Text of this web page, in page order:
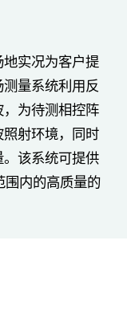
实况为客户提
量系统利用反
为待测相控阵
射环境，同时
该系统可提供
围内的高质量的